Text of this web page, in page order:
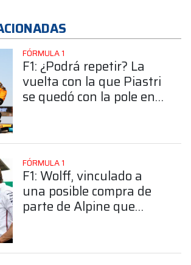
FÓRMULA 1
F1: ¿Podrá repetir? La
vuelta con la que Piastri
se quedó con la pole en
FÓRMULA 1
F1: Wolff, vinculado a
una posible compra de
parte de Alpine que